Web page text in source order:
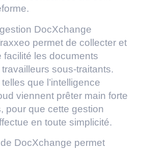
DocXchange
permet de collecter et
facilité les documents
sous-traitants.
que l’intelligence
viennent prêter main forte
pour que cette gestion
en toute simplicité.
DocXchange permet